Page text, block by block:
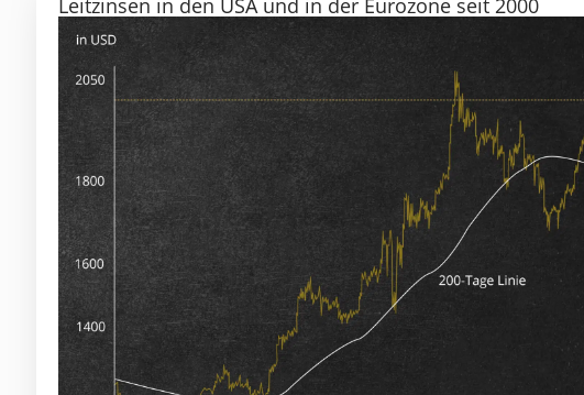
Leitzinsen in den USA und in der Eurozone seit 2000